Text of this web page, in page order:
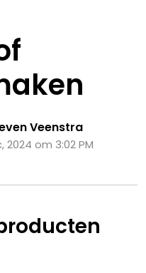
Veenstra
2024 om 3:02 PM